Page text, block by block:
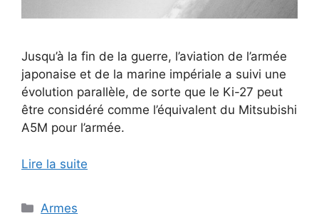
Jusqu’à la fin de la guerre, l’aviation de l’armée
japonaise et de la marine impériale a suivi une
évolution parallèle, de sorte que le Ki-27 peut
être considéré comme l’équivalent du Mitsubishi
A5M pour l’armée.
Lire la suite
Catégories
Armes